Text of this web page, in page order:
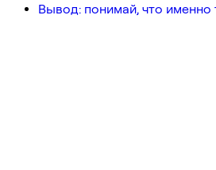
Вывод: понимай, что